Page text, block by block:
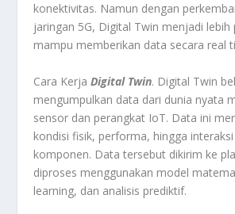
konektivitas. Namun dengan
jaringan 5G, Digital Twin menjadi lebih
mampu memberikan data secara real
Cara KerjaDigital Twin. Digital Twin
mengumpulkan data dari dunia nyata
sensor dan perangkat IoT. Data ini
kondisi fisik, performa, hingga
komponen. Data tersebut dikirim ke
diproses menggunakan model
learning, dan analisis prediktif.